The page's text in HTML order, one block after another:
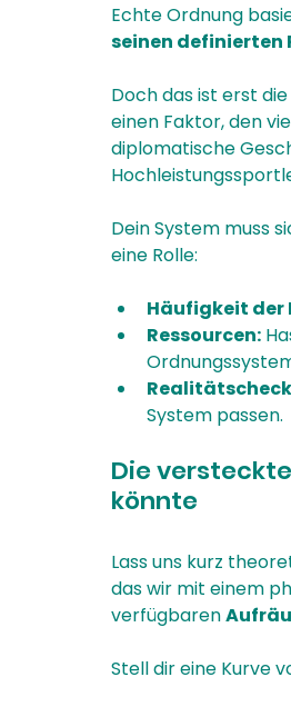
Echte Ordnung
seinen definierten
Doch das ist erst
einen Faktor, den
diplomatische
Dein System muss
eine Rolle:
Häufigkeit der
Ressourcen:
System passen.
Die
könnte
Lass uns kurz
das wir mit einem
verfügbaren
Stell dir eine Kurve